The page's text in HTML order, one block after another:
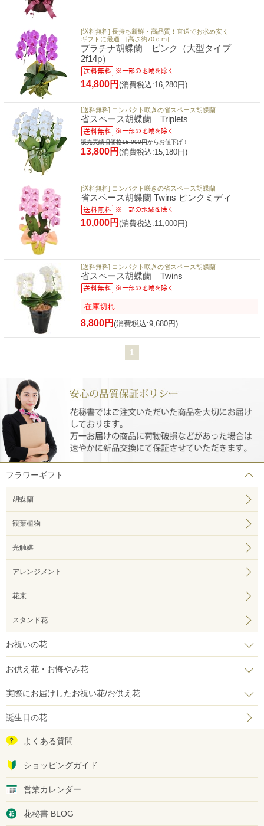
[送料無料] 長持ち新鮮・高品質！直送でお求め安く
ギフトに最適 [高さ約70ｃｍ]
プラチナ胡蝶蘭 ピンク（大型タイプ
2f14p）
14,800円 (消費税込:16,280円)
[送料無料] コンパクト咲きの省スペース胡蝶蘭
省スペース胡蝶蘭 Triplets
販売実績旧価格15,000円からお値下げ！
13,800円 (消費税込:15,180円)
[送料無料] コンパクト咲きの省スペース胡蝶蘭
省スペース胡蝶蘭 Twins ピンクミディ
10,000円 (消費税込:11,000円)
[送料無料] コンパクト咲きの省スペース胡蝶蘭
省スペース胡蝶蘭 Twins
在庫切れ
8,800円 (消費税込:9,680円)
1
フラワーギフト
胡蝶蘭
観葉植物
光触媒
アレンジメント
花束
スタンド花
お祝いの花
お供え花・お悔やみ花
実際にお届けしたお祝い花/お供え花
誕生日の花
よくある質問
ショッピングガイド
営業カレンダー
花秘書 BLOG